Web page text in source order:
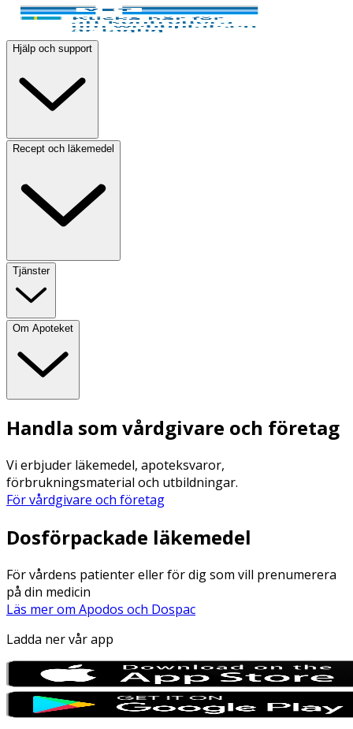
Hjälp och support
Recept och läkemedel
Tjänster
Om Apoteket
Handla som vårdgivare och företag
Vi erbjuder läkemedel, apoteksvaror,
förbrukningsmaterial och utbildningar.
För vårdgivare och företag
Dosförpackade läkemedel
För vårdens patienter eller för dig som vill prenumerera
på din medicin
Läs mer om Apodos och Dospac
Ladda ner vår app